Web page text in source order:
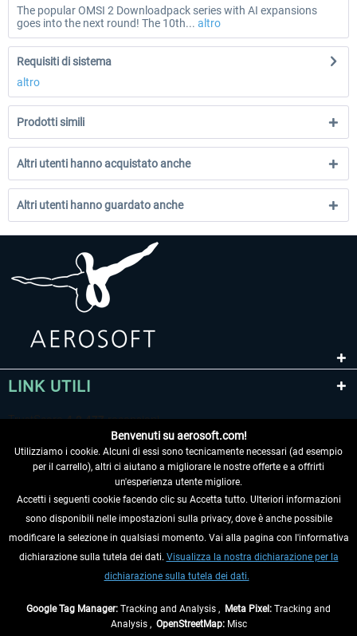
The popular OMSI 2 Downloadpack series with AI expansions
goes into the next round! The 10th... altro
Requisiti di sistema
altro
Prodotti simili
Altri utenti hanno acquistato anche
Altri utenti hanno guardato anche
LINK UTILI
RECEDERE DAL CONTRATTO
INFORMAZIONI
Benvenuti su aerosoft.com!
Utilizziamo i cookie. Alcuni di essi sono tecnicamente necessari (ad esempio
per il carrello), altri ci aiutano a migliorare le nostre offerte e a offrirti
un'esperienza utente migliore.
Accetti i seguenti cookie facendo clic su Accetta tutto. Ulteriori informazioni
sono disponibili nelle impostazioni sulla privacy, dove è anche possibile
modificare la selezione in qualsiasi momento. Vai alla pagina con l'informativa
dichiarazione sulla tutela dei dati. Visualizza la nostra dichiarazione per la
dichiarazione sulla tutela dei dati.
Google Tag Manager: Tracking and Analysis , Meta Pixel: Tracking and
Analysis , OpenStreetMap:Misc